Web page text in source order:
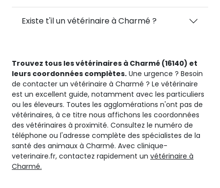
Existe t'il un vétérinaire à Charmé ?
Trouvez tous les vétérinaires à Charmé (16140) et
leurs coordonnées complètes. Une urgence ? Besoin
de contacter un vétérinaire à Charmé ? Le vétérinaire
est un excellent guide, notamment avec les particuliers
ou les éleveurs. Toutes les agglomérations n'ont pas de
vétérinaires, à ce titre nous affichons les coordonnées
des vétérinaires à proximité. Consultez le numéro de
téléphone ou l'adresse complète des spécialistes de la
santé des animaux à Charmé. Avec clinique-
veterinaire.fr, contactez rapidement un vétérinaire à
Charmé.